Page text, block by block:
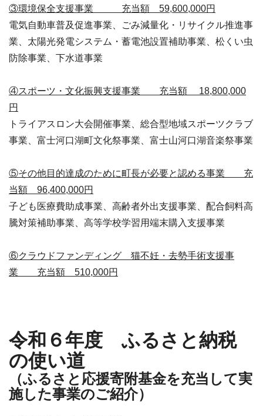
③環境保全支援事業 充当額 59,600,000円
電気自動車普及促進事業、ごみ減量化・リサイクル推進事
業、太陽光発電システム・蓄電池設置補助事業、松くい虫
防除事業、下水道事業
④スポーツ・文化振興支援事業 充当額 18,800,000
円
トライアスロン大会開催事業、総合型地域スポーツクラブ
事業、富士河口湖町文化祭事業、富士山河口湖音楽祭事業
⑤その他目的達成のために町長が必要と認める事業 充
当額 96,400,000円
子ども医療費助成事業、高齢者外出支援事業、配合飼料高
騰対策補助事業、高等学校学習用端末購入支援事業
⑥クラウドファンディング 猫不妊・去勢手術支援事
業 充当額 510,000円
令和６年度 ふるさと納税
の使い道
（ふるさと応援寄附基金を充当して実
施した事業のご紹介）